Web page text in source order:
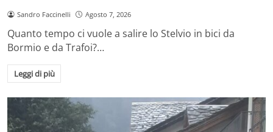
Sandro Faccinelli Agosto 7, 2026
Quanto tempo ci vuole a salire lo Stelvio in bici da
Bormio e da Trafoi?…
Leggi di più